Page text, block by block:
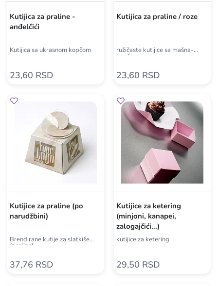
Kutijica za praline -
anđelčići
Kutijica sa ukrasnom kopčom
23,60 RSD
Kutijica za praline / roze
ružičaste kutijice sa mašna-
kopčom
23,60 RSD
Kutijice za praline (po
narudžbini)
Brendirane kutije za slatkiše
(praline)
37,76 RSD
Kutijice za ketering
(minjoni, kanapei,
zalogajčići...)
kutijice za ketering
29,50 RSD